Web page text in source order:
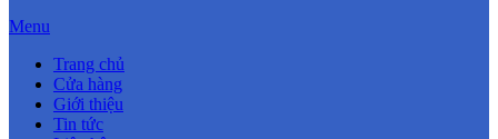
Menu
Trang chủ
Cửa hàng
Giới thiệu
Tin tức